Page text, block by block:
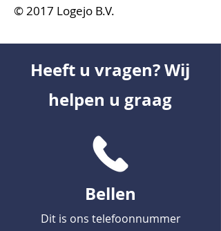
© 2017 Logejo B.V.
Heeft u vragen? Wij
helpen u graag
Bellen
Dit is ons telefoonnummer